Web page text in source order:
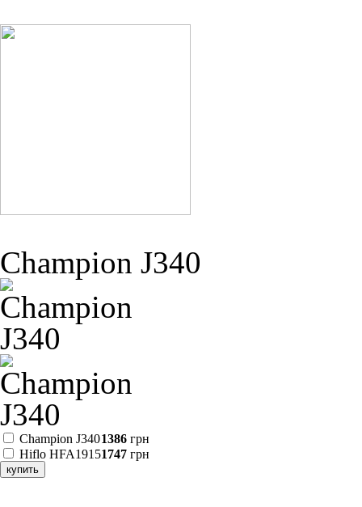
Champion J340
Champion J3401386 грн
Hiflo HFA19151747 грн
купить